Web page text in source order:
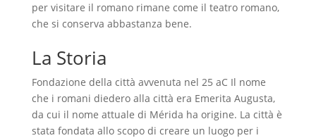
per visitare il romano rimane come il teatro romano,
che si conserva abbastanza bene.
La Storia
Fondazione della città avvenuta nel 25 aC Il nome
che i romani diedero alla città era Emerita Augusta,
da cui il nome attuale di Mérida ha origine. La città è
stata fondata allo scopo di creare un luogo per i